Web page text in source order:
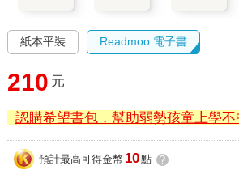
紙本平裝 Readmoo 電子書
210 元
認購希望書包，幫助弱勢孩童上學不
預計最高可得金幣 10點 ?